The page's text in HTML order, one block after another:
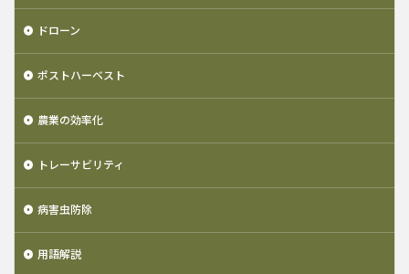
ドローン
ポストハーベスト
農業の効率化
トレーサビリティ
病害虫防除
用語解説